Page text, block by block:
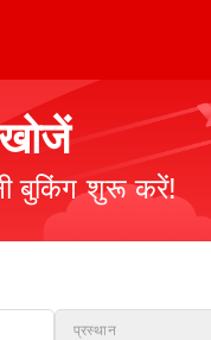
बुकिंग शुरू करें!
प्रस्थान